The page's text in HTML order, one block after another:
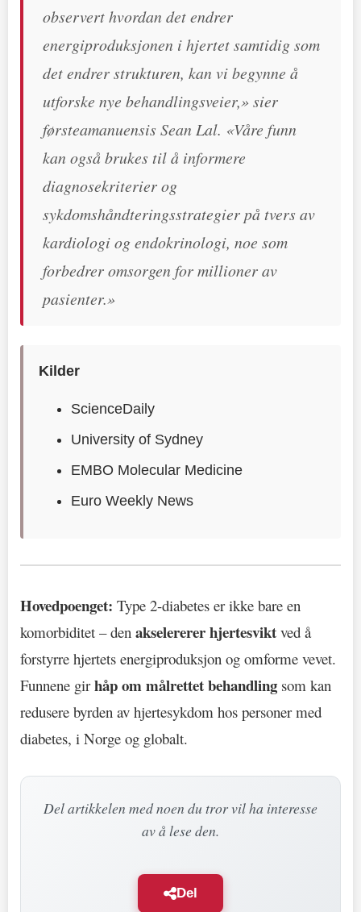
observert hvordan det endrer
energiproduksjonen i hjertet samtidig som
det endrer strukturen, kan vi begynne å
utforske nye behandlingsveier,» sier
førsteamanuensis Sean Lal. «Våre funn
kan også brukes til å informere
diagnosekriterier og
sykdomshåndteringsstrategier på tvers av
kardiologi og endokrinologi, noe som
forbedrer omsorgen for millioner av
pasienter.»
Kilder
ScienceDaily
University of Sydney
EMBO Molecular Medicine
Euro Weekly News
Hovedpoenget: Type 2-diabetes er ikke bare en
komorbiditet – den akselererer hjertesvikt ved å
forstyrre hjertets energiproduksjon og omforme vevet.
Funnene girhåp om målrettet behandling som kan
redusere byrden av hjertesykdom hos personer med
diabetes, i Norge og globalt.
Del artikkelen med noen du tror vil ha interesse
av å lese den.
Del